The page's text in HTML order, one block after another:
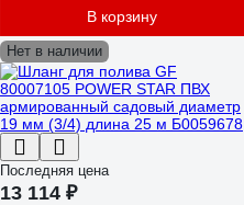
В корзину
Нет в наличии
Последняя цена
13 114 ₽